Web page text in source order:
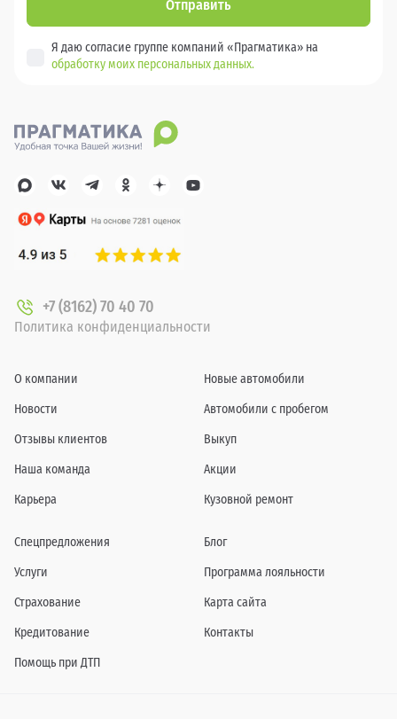
Отправить
Я даю согласие группе компаний «Прагматика» на
обработку моих персональных данных.
+7 (8162) 70 40 70
Политика конфиденциальности
О компании
Новости
Отзывы клиентов
Наша команда
Карьера
Новые автомобили
Автомобили с пробегом
Выкуп
Акции
Кузовной ремонт
Спецпредложения
Услуги
Страхование
Кредитование
Помощь при ДТП
Блог
Программа лояльности
Карта сайта
Контакты